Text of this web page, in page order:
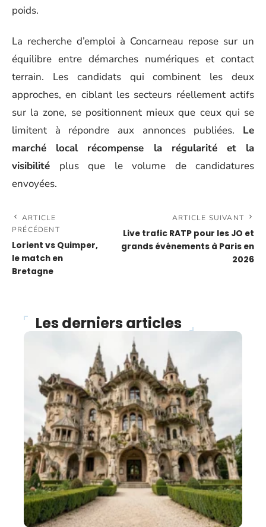
poids.
La recherche d’emploi à Concarneau repose sur un
équilibre entre démarches numériques et contact
terrain. Les candidats qui combinent les deux
approches, en ciblant les secteurs réellement actifs
sur la zone, se positionnent mieux que ceux qui se
limitent à répondre aux annonces publiées. Le
marché local récompense la régularité et la
visibilité plus que le volume de candidatures
envoyées.
ARTICLE
PRÉCÉDENT
Lorient vs Quimper,
le match en
Bretagne
ARTICLE SUIVANT
Live trafic RATP pour les JO et
grands événements à Paris en
2026
Les derniers articles